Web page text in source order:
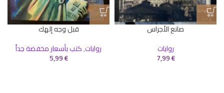
صانع الأجراس
روايات
7,99€
قبل وجه إلهك
روايات,كتب بأسعار مخفضة جداً
5,99€